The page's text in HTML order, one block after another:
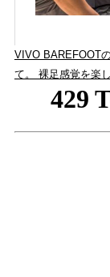
VIVO BAREFOOT
て。 裸足感覚を楽